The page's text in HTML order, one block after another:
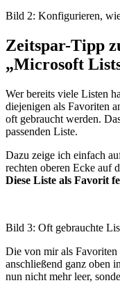
Bild 2: Konfigurieren,
Zeitspar-Tipp
„Microsoft
Wer bereits viele Listen
diejenigen als Favoriten
oft gebraucht werden.
passenden Liste.
Dazu zeige ich einfach
rechten oberen Ecke auf
Diese Liste als Favorit
Bild 3: Oft gebrauchte
Die von mir als Favoriten
anschließend ganz oben
nun nicht mehr leer,